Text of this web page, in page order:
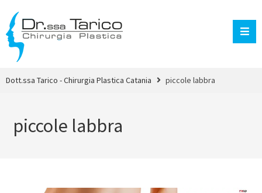
Dott.ssa Tarico - Chirurgia Plastica Catania piccole labbra
piccole labbra